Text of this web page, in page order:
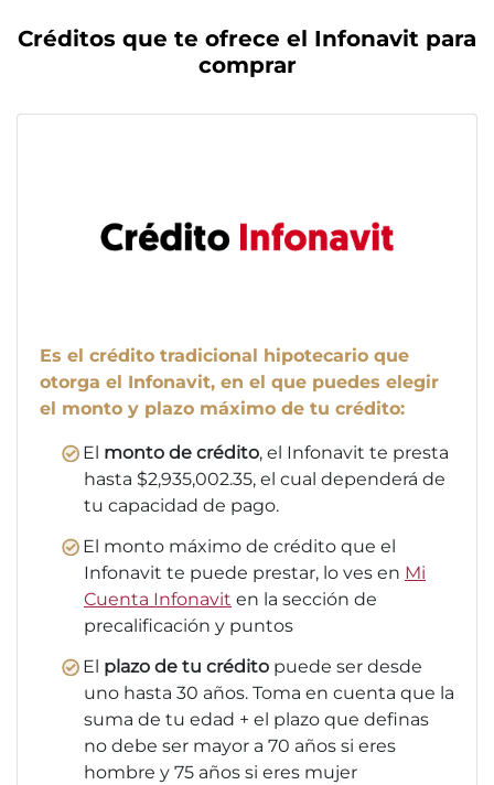
Créditos que te ofrece el Infonavit para
comprar
Es el crédito tradicional hipotecario que
otorga el Infonavit, en el que puedes elegir
el monto y plazo máximo de tu crédito:
El monto de crédito, el Infonavit te presta
hasta $2,935,002.35, el cual dependerá de
tu capacidad de pago.
El monto máximo de crédito que el
Infonavit te puede prestar, lo ves en Mi
Cuenta Infonavit en la sección de
precalificación y puntos
El plazo de tu crédito puede ser desde
uno hasta 30 años. Toma en cuenta que la
suma de tu edad + el plazo que definas
no debe ser mayor a 70 años si eres
hombre y 75 años si eres mujer